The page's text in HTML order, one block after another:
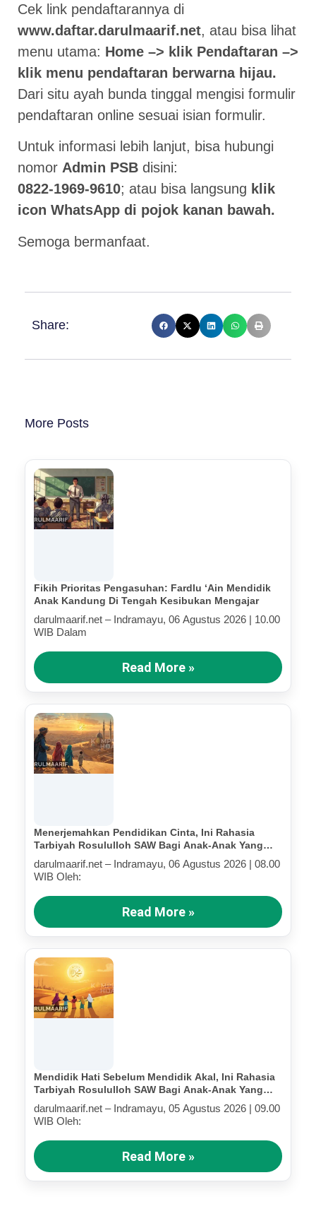
Cek link pendaftarannya di
www.daftar.darulmaarif.net, atau bisa lihat
menu utama: Home –> klik Pendaftaran –>
klik menu pendaftaran berwarna hijau.
Dari situ ayah bunda tinggal mengisi formulir
pendaftaran online sesuai isian formulir.
Untuk informasi lebih lanjut, bisa hubungi
nomor Admin PSB disini:
0822-1969-9610; atau bisa langsung klik
icon WhatsApp di pojok kanan bawah.
Semoga bermanfaat.
Share:
More Posts
Fikih Prioritas Pengasuhan: Fardlu ‘Ain Mendidik
Anak Kandung Di Tengah Kesibukan Mengajar
darulmaarif.net – Indramayu, 06 Agustus 2026 | 10.00
WIB Dalam
Read More »
Menerjemahkan Pendidikan Cinta, Ini Rahasia
Tarbiyah Rosululloh SAW Bagi Anak-Anak Yang
Terluka (Bagian IV)
darulmaarif.net – Indramayu, 06 Agustus 2026 | 08.00
WIB Oleh:
Read More »
Mendidik Hati Sebelum Mendidik Akal, Ini Rahasia
Tarbiyah Rosululloh SAW Bagi Anak-Anak Yang
Terluka (Bagian III)
darulmaarif.net – Indramayu, 05 Agustus 2026 | 09.00
WIB Oleh:
Read More »